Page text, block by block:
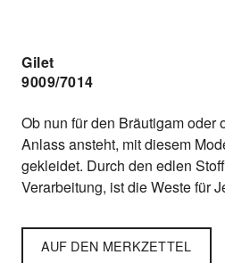
Gilet
9009/7014
Ob nun für den Bräutigam oder
Anlass ansteht, mit diesem
gekleidet. Durch den edlen
Verarbeitung, ist die Weste für
AUF DEN MERKZETTEL